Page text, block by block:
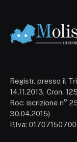
Registr. presso il
14.11.2013, Cron.
Roc: iscrizione n°
30.04.2015)
P.Iva: 01707150700